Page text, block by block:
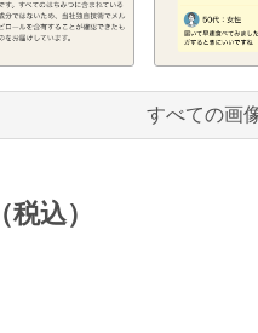
すべての画
（税込）